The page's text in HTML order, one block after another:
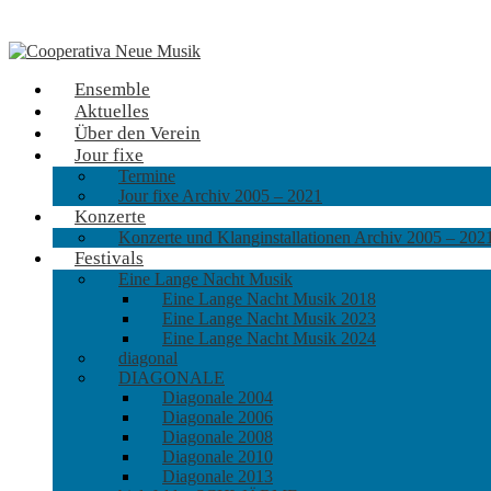
Ensemble
Aktuelles
Über den Verein
Jour fixe
Termine
Jour fixe Archiv 2005 – 2021
Konzerte
Konzerte und Klanginstallationen Archiv 2005 –
Festivals
Eine Lange Nacht Musik
Eine Lange Nacht Musik 2018
Eine Lange Nacht Musik 2023
Eine Lange Nacht Musik 2024
diagonal
DIAGONALE
Diagonale 2004
Diagonale 2006
Diagonale 2008
Diagonale 2010
Diagonale 2013